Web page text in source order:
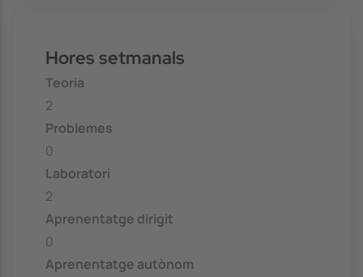
Hores setmanals
Teoria
2
Problemes
0
Laboratori
2
Aprenentatge dirigit
0
Aprenentatge autònom